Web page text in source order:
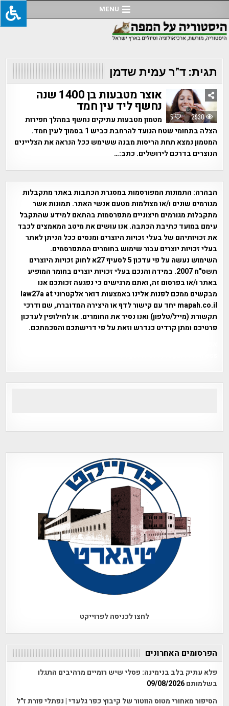
to
content
MENU
תגית:ד"ר עמית שדמן
5 2930
אוצר מטבעות בן 1400 שנה
נחשף ליד עין חמד
מטמון מטבעות עתיקים נחשף במהלך חפירות
הצלה בתחומי שטח הנועד להרחבת כביש 1 בסמוך לעין חמד.
המטמון נמצא תחת הריסות מבנה ששימש ככל הנראה את הצליינים
הנוצרים בדרכם לירושלים. כתב:…
הבהרה: התמונות המפורסמות במסגרת הכתבות באתר מתקבלות
מגורמים שונים ו/או מצולמות מטעם אנשי האתר. תמונות אשר
מתקבלות מגורמים חיצוניים מתפרסמות בהתאם למידע שהתקבל
עימם במועד כתיבת הכתבה. אנו עושים את מיטב המאמצים לכבד
את זכויותיהם של בעלי זכויות היוצרים ומנסים ככל הניתן לאתר
בעלי זכויות יוצרים עבור שימוש בחומרים המתפרסמים.
השימוש נעשה על פי עדכון 5 לסעיף 27א לחוק זכויות היוצרים
תשס"ח 2007. במידה והנכם בעלי זכויות יוצרים בחומר המופיע
באתר ו/או בפרסום זה, ואתם מרגישים כי נפגעה זכותכם אנו
מבקשים ממכם לפנות אלינו באמצעות דואר אלקטרוני law27a at
mapah.co.il יחד עם קישור לדף או היצירה המדוברת, שם ודרכי
תקשורת (מייל/טלפון) ואנו נסיר את החומרים. או לחילופין לעדכון
פרטיכם ומתן קרדיט כנדרש וזאת על פי דרישתכם והסכמתכם.
לחצו לכניסה לפרוייקט
הפרסומים האחרונים
פלא עתיק בלב בנימינה: פסלי שיש רומיים מרהיבים התגלו
בשלמותם 09/08/2026
הסיפור מאחורי מטוס הווטור של קיבוץ כפר גלעדי | נפתלי פורת ז"ל